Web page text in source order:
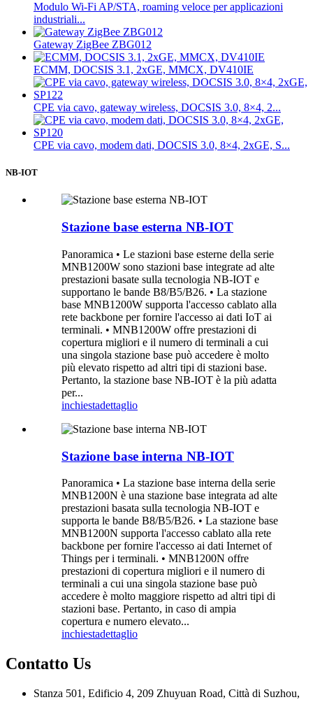
Modulo Wi-Fi AP/STA, roaming veloce per applicazioni
industriali...
Gateway ZigBee ZBG012
ECMM, DOCSIS 3.1, 2xGE, MMCX, DV410IE
CPE via cavo, gateway wireless, DOCSIS 3.0, 8×4, 2...
CPE via cavo, modem dati, DOCSIS 3.0, 8×4, 2xGE, S...
NB-IOT
Stazione base esterna NB-IOT
Panoramica • Le stazioni base esterne della serie
MNB1200W sono stazioni base integrate ad alte
prestazioni basate sulla tecnologia NB-IOT e
supportano le bande B8/B5/B26. • La stazione
base MNB1200W supporta l'accesso cablato alla
rete backbone per fornire l'accesso ai dati IoT ai
terminali. • MNB1200W offre prestazioni di
copertura migliori e il numero di terminali a cui
una singola stazione base può accedere è molto
più elevato rispetto ad altri tipi di stazioni base.
Pertanto, la stazione base NB-IOT è la più adatta
per...
inchiestadettaglio
Stazione base interna NB-IOT
Panoramica • La stazione base interna della serie
MNB1200N è una stazione base integrata ad alte
prestazioni basata sulla tecnologia NB-IOT e
supporta le bande B8/B5/B26. • La stazione base
MNB1200N supporta l'accesso cablato alla rete
backbone per fornire l'accesso ai dati Internet of
Things per i terminali. • MNB1200N offre
prestazioni di copertura migliori e il numero di
terminali a cui una singola stazione base può
accedere è molto maggiore rispetto ad altri tipi di
stazioni base. Pertanto, in caso di ampia
copertura e numero elevato...
inchiestadettaglio
Contatto Us
Stanza 501, Edificio 4, 209 Zhuyuan Road, Città di Suzhou,